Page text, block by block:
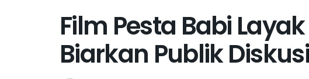
Film Pesta Babi
Biarkan Publik